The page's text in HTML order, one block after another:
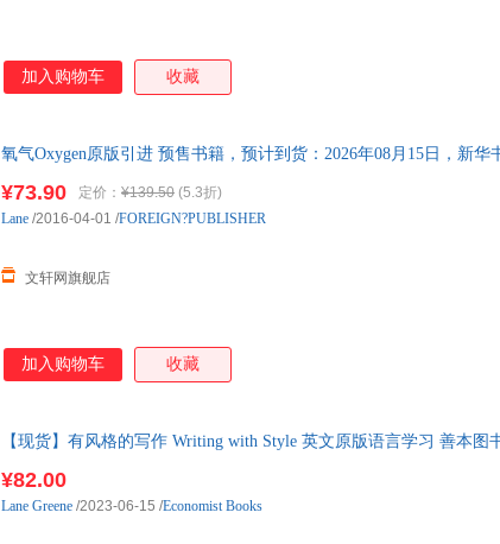
加入购物车 收藏
氧气Oxygen原版引进 预售书籍，预计到货：2026年08月15日，新
¥73.90 定价： ¥139.50 (5.3折)
文轩网旗舰店
Lane /2016-04-01 /FOREIGN?PUBLISHER
加入购物车 收藏
【现货】有风格的写作 Writing with Style 英文原版语言学习 善本图
¥82.00
Lane Greene /2023-06-15 /Economist Books